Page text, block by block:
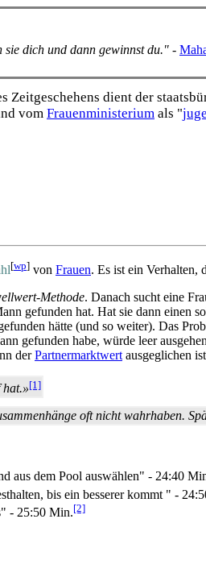
sie dich und dann gewinnst du." -
dient der
vom Frauen­ministerium als "
[wp] von Frauen. Es ist ein Verhalten,
Methode. Danach sucht eine
gefunden hat. Hat sie dann einen
hätte (und so weiter). Das
gefunden habe, würde leer
derPartnermarktwert ausgeglichen
hat.»[1]
oft nicht wahrhaben.
aus dem Pool auswählen" - 24:40
bis ein besserer kommt " -
- 25:50 Min.[2]